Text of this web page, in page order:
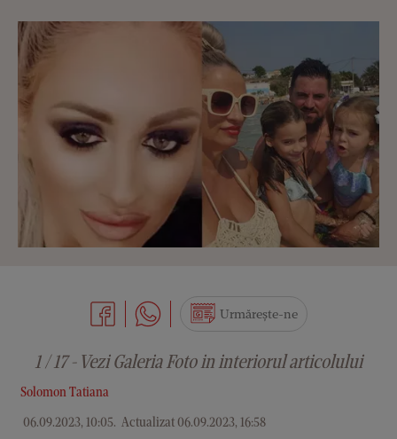
Solomon Tatiana
06.09.2023, 10:05. Actualizat 06.09.2023, 16:58
Urmărește-ne
1 / 17 - Vezi Galeria Foto in interiorul articolului